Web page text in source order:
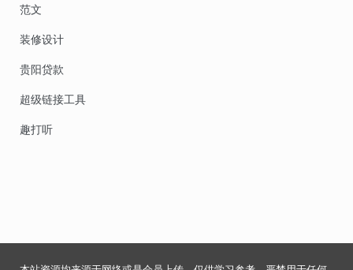
范文
装修设计
贵阳贷款
超级链接工具
趣打听